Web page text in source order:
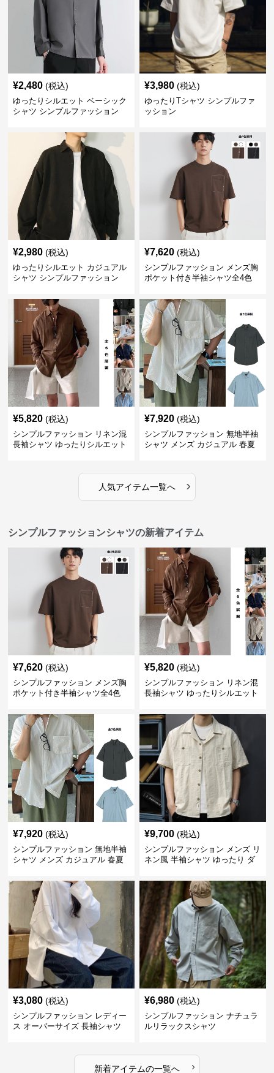
¥2,480 (税込)
ゆったりシルエット ベーシック
シャツ シンプルファッション
¥3,980 (税込)
ゆったりTシャツ シンプルファ
ッション
¥2,980 (税込)
ゆったりシルエット カジュアル
シャツ シンプルファッション
¥7,620 (税込)
シンプルファッション メンズ胸
ポケット付き半袖シャツ全4色
¥5,820 (税込)
シンプルファッション リネン混
長袖シャツ ゆったりシルエット
¥7,920 (税込)
シンプルファッション 無地半袖
シャツ メンズ カジュアル 春夏
人気アイテム一覧へ ›
シンプルファッションシャツの新着アイテム
¥7,620 (税込)
シンプルファッション メンズ胸
ポケット付き半袖シャツ全4色
¥5,820 (税込)
シンプルファッション リネン混
長袖シャツ ゆったりシルエット
¥7,920 (税込)
シンプルファッション 無地半袖
シャツ メンズ カジュアル 春夏
¥9,700 (税込)
シンプルファッション メンズ リ
ネン風 半袖シャツ ゆったり ダ
¥3,080 (税込)
シンプルファッション レディー
ス オーバーサイズ 長袖シャツ
¥6,980 (税込)
シンプルファッション ナチュラ
ルリラックスシャツ
新着アイテムの一覧へ ›